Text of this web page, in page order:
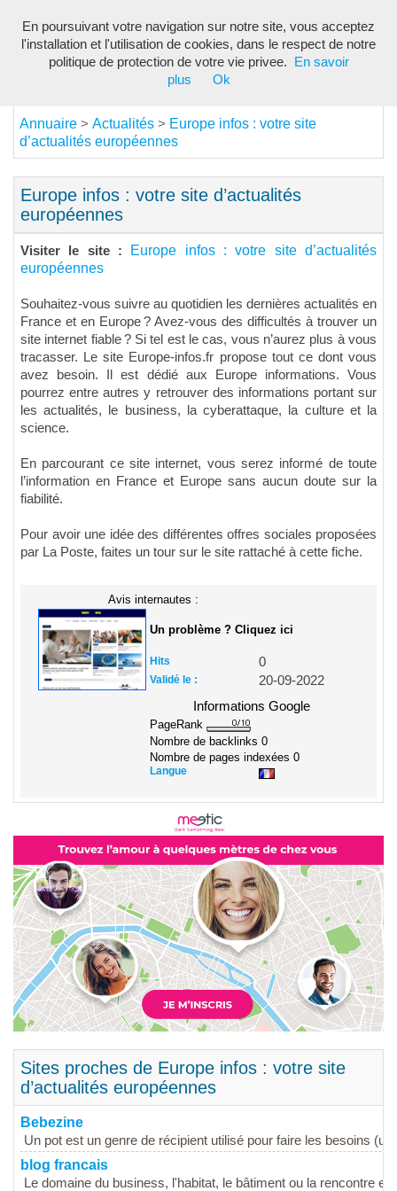
Annuaire > Actualités > Europe infos : votre site
d’actualités européennes
Europe infos : votre site d’actualités
européennes
Visiter le site :
Europe infos : votre site d’actualités
européennes
Souhaitez-vous suivre au quotidien les dernières actualités en
France et en Europe ? Avez-vous des difficultés à trouver un
site internet fiable ? Si tel est le cas, vous n’aurez plus à vous
tracasser. Le site Europe-infos.fr propose tout ce dont vous
avez besoin. Il est dédié aux Europe informations. Vous
pourrez entre autres y retrouver des informations portant sur
les actualités, le business, la cyberattaque, la culture et la
science.
En parcourant ce site internet, vous serez informé de toute
l’information en France et Europe sans aucun doute sur la
fiabilité.
Pour avoir une idée des différentes offres sociales proposées
par La Poste, faites un tour sur le site rattaché à cette fiche.
Avis internautes :
Un problème ? Cliquez ici
Hits 0
Validé le :
20-09-2022
Informations Google
PageRank
Nombre de backlinks 0
Nombre de pages indexées 0
Langue
Sites proches de Europe infos : votre site
d’actualités européennes
Bebezine
Un pot est un genre de récipient utilisé pour faire les besoins
blog francais
Le domaine du business, l'habitat, le bâtiment ou la rencontre
En poursuivant votre navigation sur notre site, vous acceptez
l'installation et l'utilisation de cookies, dans le respect de notre
politique de protection de votre vie privee.
En savoir
plus
Ok